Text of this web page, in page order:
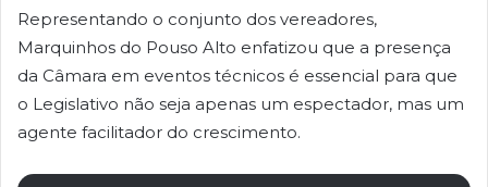
Representando o conjunto dos vereadores,
Marquinhos do Pouso Alto enfatizou que a presença
da Câmara em eventos técnicos é essencial para que
o Legislativo não seja apenas um espectador, mas um
agente facilitador do crescimento.